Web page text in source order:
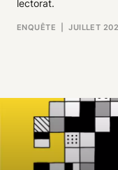
lectorat.
ENQUÊTE | JUILLET